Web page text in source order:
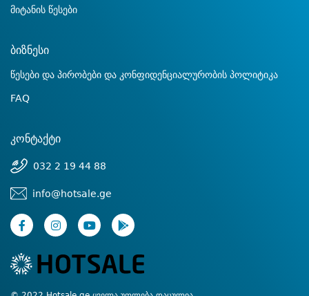
მიტანის წესები
ბიზნესი
წესები და პირობები და კონფიდენციალურობის პოლიტიკა
FAQ
კონტაქტი
032 2 19 44 88
info@hotsale.ge